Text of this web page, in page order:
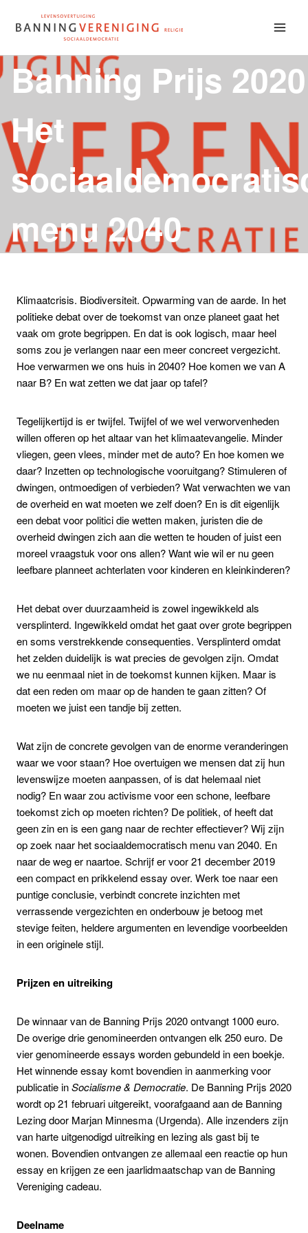
naar
Banning Prijs
Het
menu 2040
Klimaatcrisis. Biodiversiteit. Opwarming van de aarde. In het
politieke debat over de toekomst van onze planeet gaat het
vaak om grote begrippen. En dat is ook logisch, maar heel
soms zou je verlangen naar een meer concreet vergezicht.
Hoe verwarmen we ons huis in 2040? Hoe komen we van A
naar B? En wat zetten we dat jaar op tafel?
Tegelijkertijd is er twijfel. Twijfel of we wel verworvenheden
willen offeren op het altaar van het klimaatevangelie. Minder
vliegen, geen vlees, minder met de auto? En hoe komen we
daar? Inzetten op technologische vooruitgang? Stimuleren of
dwingen, ontmoedigen of verbieden? Wat verwachten we van
de overheid en wat moeten we zelf doen? En is dit eigenlijk
een debat voor politici die wetten maken, juristen die de
overheid dwingen zich aan die wetten te houden of juist een
moreel vraagstuk voor ons allen? Want wie wil er nu geen
leefbare planneet achterlaten voor kinderen en kleinkinderen?
Het debat over duurzaamheid is zowel ingewikkeld als
versplinterd. Ingewikkeld omdat het gaat over grote begrippen
en soms verstrekkende consequenties. Versplinterd omdat
het zelden duidelijk is wat precies de gevolgen zijn. Omdat
we nu eenmaal niet in de toekomst kunnen kijken. Maar is
dat een reden om maar op de handen te gaan zitten? Of
moeten we juist een tandje bij zetten.
Wat zijn de concrete gevolgen van de enorme veranderingen
waar we voor staan? Hoe overtuigen we mensen dat zij hun
levenswijze moeten aanpassen, of is dat helemaal niet
nodig? En waar zou activisme voor een schone, leefbare
toekomst zich op moeten richten? De politiek, of heeft dat
geen zin en is een gang naar de rechter effectiever? Wij zijn
op zoek naar het sociaaldemocratisch menu van 2040. En
naar de weg er naartoe. Schrijf er voor 21 december 2019
een compact en prikkelend essay over. Werk toe naar een
puntige conclusie, verbindt concrete inzichten met
verrassende vergezichten en onderbouw je betoog met
stevige feiten, heldere argumenten en levendige voorbeelden
in een originele stijl.
Prijzen en uitreiking
De winnaar van de Banning Prijs 2020 ontvangt 1000 euro.
De overige drie genomineerden ontvangen elk 250 euro. De
vier genomineerde essays worden gebundeld in een boekje.
Het winnende essay komt bovendien in aanmerking voor
publicatie inSocialisme & Democratie. De Banning Prijs 2020
wordt op 21 februari uitgereikt, voorafgaand aan de Banning
Lezing door Marjan Minnesma (Urgenda). Alle inzenders zijn
van harte uitgenodigd uitreiking en lezing als gast bij te
wonen. Bovendien ontvangen ze allemaal een reactie op hun
essay en krijgen ze een jaarlidmaatschap van de Banning
Vereniging cadeau.
Deelname